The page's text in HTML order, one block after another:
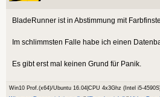
BladeRunner ist in Abstimmung mit
Im schlimmsten Falle habe ich einen
Es gibt erst mal keinen Grund für Panik.
Win10 Prof.(x64)/Ubuntu 16.04|CPU 4x3Ghz (Intel i5-